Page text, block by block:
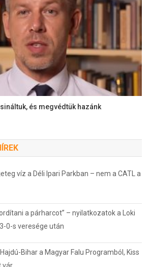
és megvédtük hazánk
víz a Déli Ipari Parkban – nem a CATL a
a párharcot” – nyilatkozatok a Loki
0-s veresége után
Bihar a Magyar Falu Programból, Kiss